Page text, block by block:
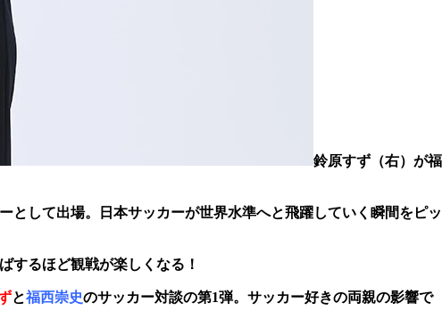
鈴原すず（右）が福
として出場。日本サッカーが世界水準へと飛躍していく瞬間をピッ
するほど観戦が楽しくなる！
と福西崇史のサッカー対談の第1弾。サッカー好きの両親の影響で